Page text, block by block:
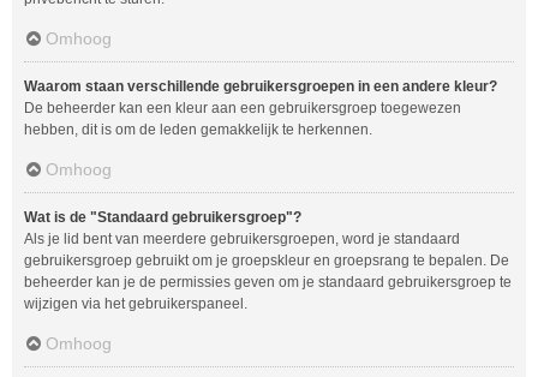
Omhoog
Waarom staan verschillende gebruikersgroepen in een andere kleur?
De beheerder kan een kleur aan een gebruikersgroep toegewezen
hebben, dit is om de leden gemakkelijk te herkennen.
Omhoog
Wat is de "Standaard gebruikersgroep"?
Als je lid bent van meerdere gebruikersgroepen, word je standaard
gebruikersgroep gebruikt om je groepskleur en groepsrang te bepalen. De
beheerder kan je de permissies geven om je standaard gebruikersgroep te
wijzigen via het gebruikerspaneel.
Omhoog